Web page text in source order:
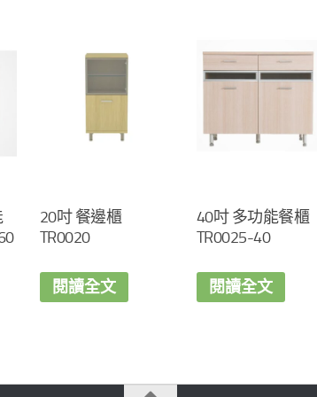
20吋 餐邊櫃
TR0020
閱讀全文
40吋 多功能餐櫃
TR0025-40
閱讀全文